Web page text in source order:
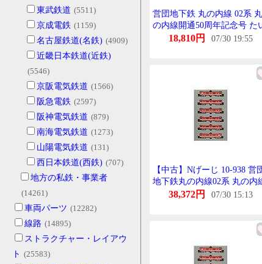
東武鉄道 (5511)
京成電鉄 (1159)
名古屋鉄道(名鉄) (4909)
近畿日本鉄道(近鉄)
(5546)
京阪電気鉄道 (1566)
阪急電鉄 (2597)
阪神電気鉄道 (879)
南海電気鉄道 (1273)
山陽電気鉄道 (131)
西日本鉄道(西鉄) (707)
地方の私鉄・事業者
(14261)
車両パーツ (12282)
線路 (14895)
ストラクチャー・レイアウ
ト (25583)
営団地下鉄 丸の内線 02系 丸
の内線開通50周年記念号 た
ぷ 6両せっと 【ほびーせんた
18,810円 07/30 19:55
【中古】Nげーじ 10-938 営
地下鉄丸の内線02系 丸の内
開通50周年記念号たいぷ 6両
38,372円 07/30 15:13